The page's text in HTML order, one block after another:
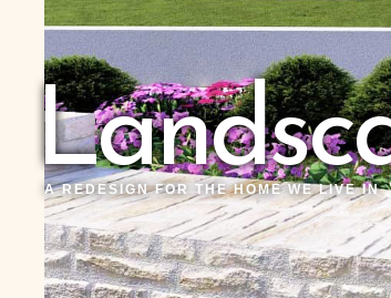
A REDESIGN FOR THE HOME WE LIVE IN